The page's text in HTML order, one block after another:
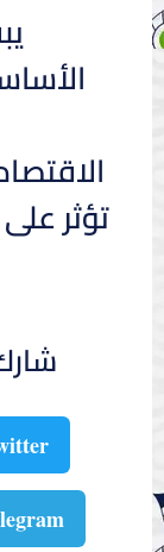
تؤثر